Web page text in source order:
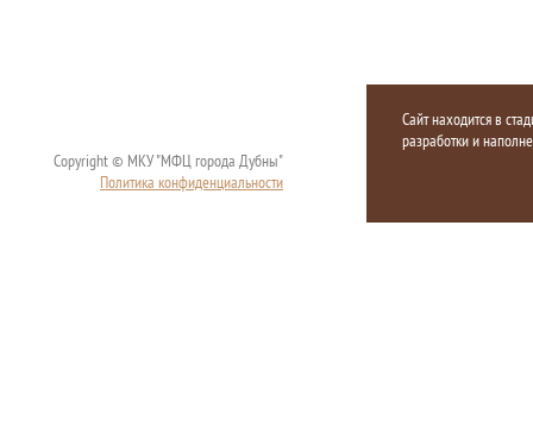
Copyright © МКУ "МФЦ города Дубны"
Политика конфиденциальности
Сайт находится в
разработки и